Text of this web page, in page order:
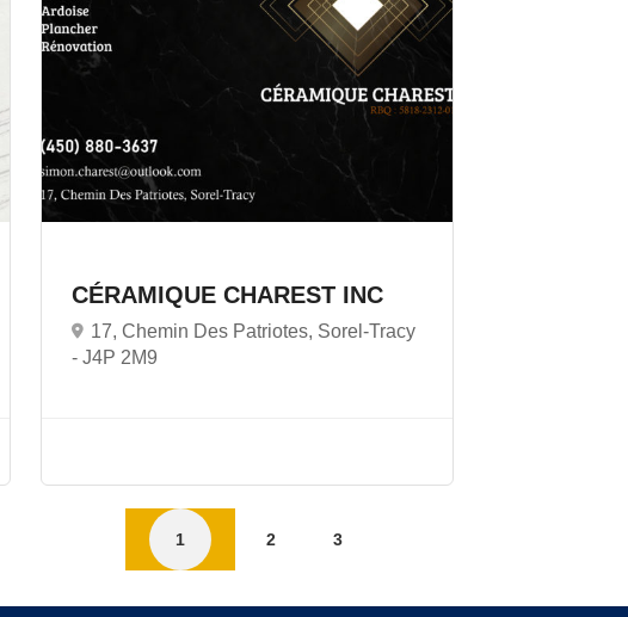
CÉRAMIQUE CHAREST INC
17, Chemin Des Patriotes, Sorel-Tracy
- J4P 2M9
1 2 3